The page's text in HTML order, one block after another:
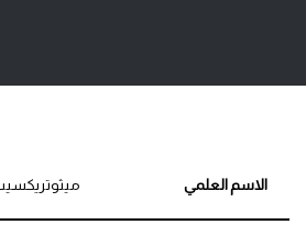
الاسم العلمي